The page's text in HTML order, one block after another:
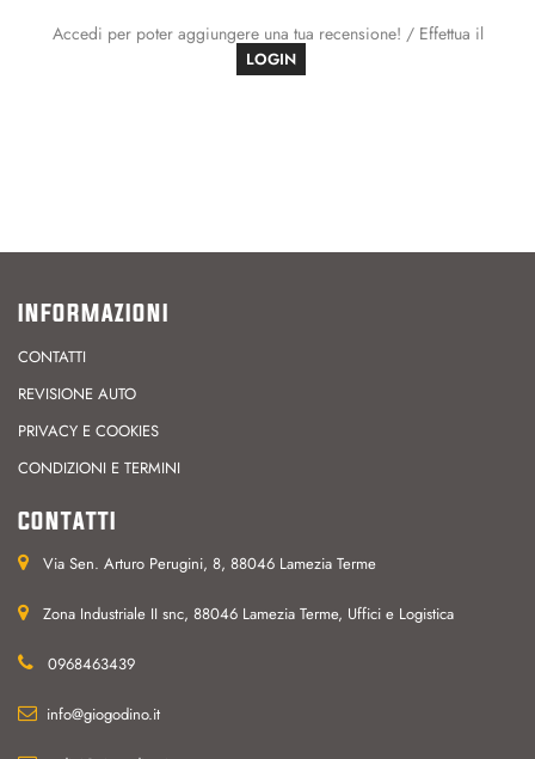
Accedi per poter aggiungere una tua recensione! / Effettua il
LOGIN
INFORMAZIONI
CONTATTI
REVISIONE AUTO
PRIVACY E COOKIES
CONDIZIONI E TERMINI
CONTATTI
Via Sen. Arturo Perugini, 8, 88046 Lamezia Terme
Zona Industriale II snc, 88046 Lamezia Terme, Uffici e Logistica
0968463439
info@giogodino.it